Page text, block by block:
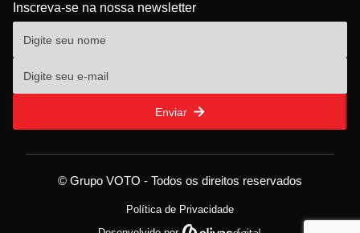
Inscreva-se na nossa newsletter
Enviar
© Grupo VOTO - Todos os direitos reservados
Política de Privacidade